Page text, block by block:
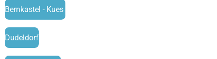
Bernkastel - Kues
Dudeldorf